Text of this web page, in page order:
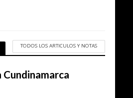
TODOS LOS ARTICULOS Y NOTAS
Cundinamarca